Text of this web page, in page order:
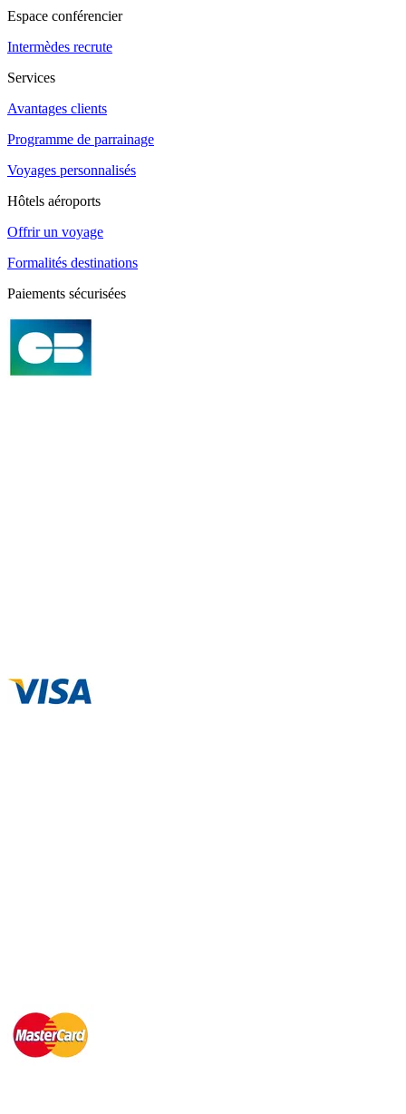
Espace conférencier
Intermèdes recrute
Services
Avantages clients
Programme de parrainage
Voyages personnalisés
Hôtels aéroports
Offrir un voyage
Formalités destinations
Paiements sécurisées